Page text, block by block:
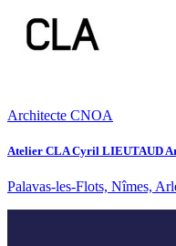
Architecte CNOA
Atelier CLA Cyril LIEUTAUD
Palavas-les-Flots, Nîmes,